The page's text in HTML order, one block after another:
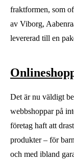
fraktformen, som
av Viborg,
levererad till en
Det är nu väldigt
webbshoppar på
företag haft att
produkter – för
och med ibland